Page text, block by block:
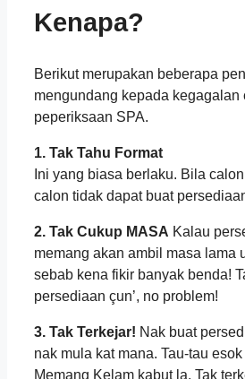
Kenapa?
Berikut merupakan beberapa
mengundang kepada kegagalan
peperiksaan SPA.
1. Tak Tahu Format
Ini yang biasa berlaku. Bila
calon tidak dapat buat
2. Tak Cukup MASA Kalau
memang akan ambil masa lama
sebab kena fikir banyak benda!
persediaan çun’, no problem!
3. Tak Terkejar! Nak buat
nak mula kat mana. Tau-tau
Memang Kelam kabut la. Tak